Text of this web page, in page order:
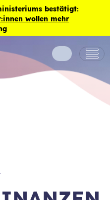
bestätigt:
wollen mehr